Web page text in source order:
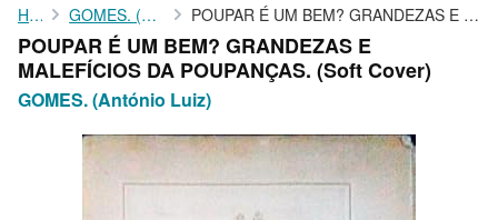
My Account
My Purchases
Advanced Search
Browse Collections
Home GOMES. (António Luiz) POUPAR É UM BEM? GRANDEZAS E MALEFÍCIOS DA POUPANÇAS.
POUPAR É UM BEM? GRANDEZAS E
MALEFÍCIOS DA POUPANÇAS. (Soft Cover)
GOMES. (António Luiz)